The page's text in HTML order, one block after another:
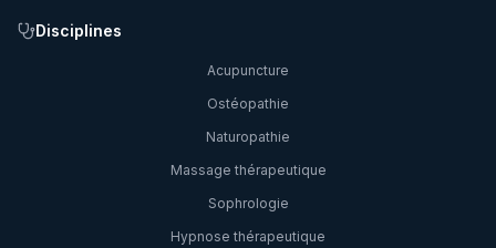
Disciplines
Acupuncture
Ostéopathie
Naturopathie
Massage thérapeutique
Sophrologie
Hypnose thérapeutique